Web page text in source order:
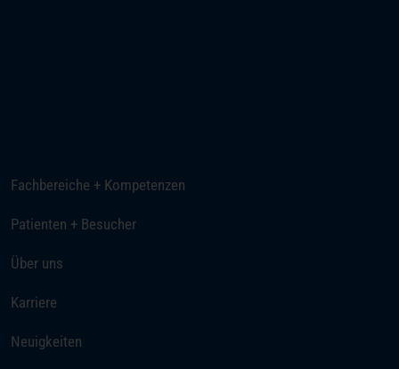
Fachbereiche + Kompetenzen
Patienten + Besucher
Über uns
Karriere
Neuigkeiten